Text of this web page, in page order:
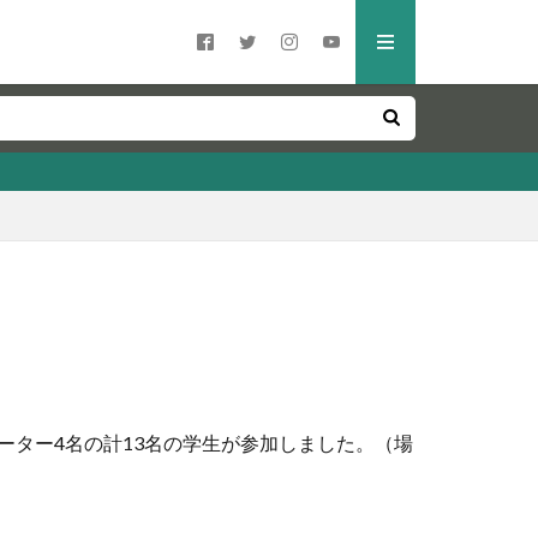
ター4名の計13名の学生が参加しました。（場